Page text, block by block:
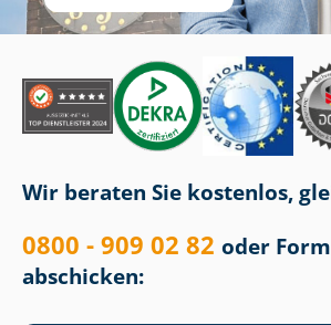
Wir beraten Sie kostenlos,
0800 - 909 02 82 oder
abschicken: